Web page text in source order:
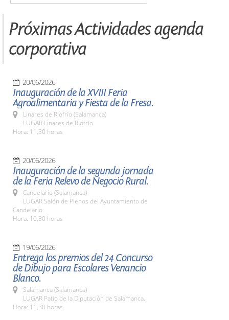
Próximas Actividades agenda
corporativa
20/06/2026
Inauguración de la XVIII Feria
Agroalimentaria y Fiesta de la Fresa.
Linares de Riofrío (Salamanca)
LUGAR Linares de Riofrío
Hora: 11,30 horas
20/06/2026
Inauguración de la segunda jornada
de la Feria Relevo de Negocio Rural.
Candelario (Salamanca)
LUGAR Salón de Plenos del Ayuntamiento de
Candelario
Hora: 10,30 horas
19/06/2026
Entrega los premios del 24 Concurso
de Dibujo para Escolares Venancio
Blanco.
Salamanca (Salamanca)
LUGAR Patio de la Diputación de Salamanca.
Hora: 11,30 horas